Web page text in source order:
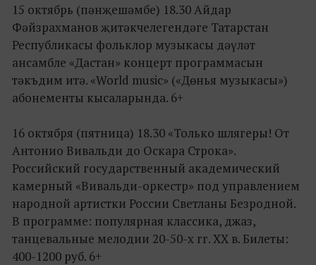
15 октябрь (пәнҗешәмбе) 18.30 Айдар
Фәйзрахманов җитәкчелегендәге Татарстан
Республикасы фольклор музыкасы дәүләт
ансамбле «Дастан» концерт программасын
тәкъдим итә. «World music» («Дөнья музыкасы»)
абонементы кысаларында. 6+
16 октября (пятница) 18.30 «Только шлягеры! От
Антонио Вивальди до Оскара Строка».
Российский государственный академический
камерный «Вивальди-оркестр» под управлением
народной артистки России Светланы Безродной.
В программе: популярная классика, джаз,
танцевальные мелодии 20-50-х гг. XX в. Билеты:
400-1200 руб. 6+